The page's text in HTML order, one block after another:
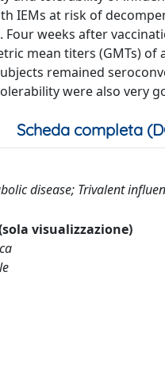
IEMs at risk of
weeks after
mean titers (GMTs)
remained
were also very
Scheda completa
disease; Trivalent
visualizzazione)